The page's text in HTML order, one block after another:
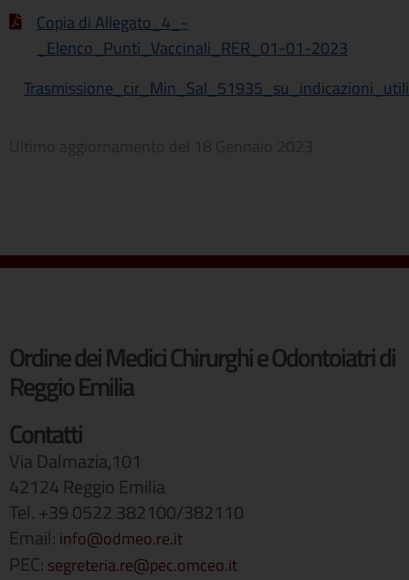
Copia di Allegato_4_-
_Elenco_Punti_Vaccinali_RER_01-01-2023
Ordine dei Medici Chirurghi e Odontoiatri di
Reggio Emilia
Contatti
Via Dalmazia,101
42124 Reggio Emilia
Tel. +39 0522 382100/382110
Email: info@odmeo.re.it
PEC: segreteria.re@pec.omceo.it